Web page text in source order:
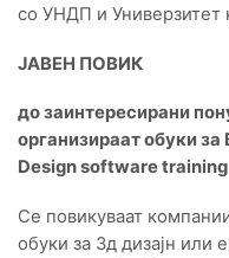
со УНДП и Универзитет
ЈАВЕН ПОВИК
до заинтересирани
организираат обуки
Design software training
Се повикуваат
обуки за 3д дизајн или